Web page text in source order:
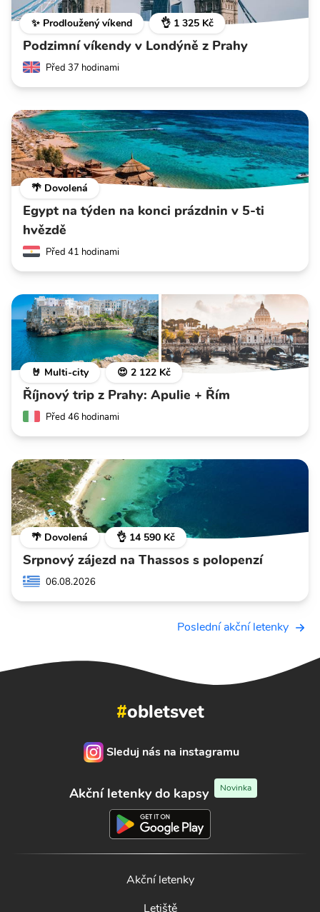
✨ Prodloužený víkend 👌 1 325 Kč
Podzimní víkendy v Londýně z Prahy
Před 37 hodinami
🌴 Dovolená
Egypt na týden na konci prázdnin v 5-ti
hvězdě
Před 41 hodinami
🤘 Multi-city 😍 2 122 Kč
Říjnový trip z Prahy: Apulie + Řím
Před 46 hodinami
🌴 Dovolená 👌 14 590 Kč
Srpnový zájezd na Thassos s polopenzí
06.08.2026
Poslední akční letenky
#obletsvet
Sleduj nás na instagramu
Akční letenky do kapsy Novinka
Akční letenky
Letiště